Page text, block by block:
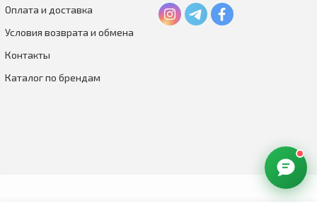
Оплата и доставка
Условия возврата и обмена
Контакты
Каталог по брендам